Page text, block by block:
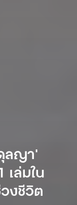
ลญา’
เล่มใน
งชีวิต